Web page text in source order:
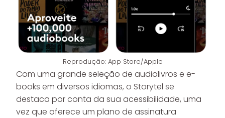
Reprodução: App Store/Apple
Com uma grande seleção de audiolivros e e-
books em diversos idiomas, o Storytel se
destaca por conta da sua acessibilidade, uma
vez que oferece um plano de assinatura